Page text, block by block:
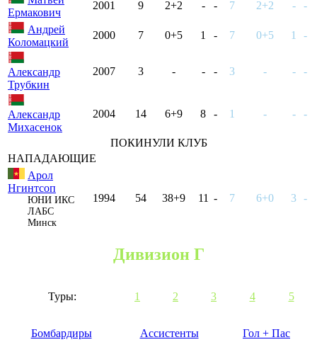
Ермакович
2001 9 2+2 - - 7 2+2 -
-
Андрей
Коломацкий
2000 7 0+5 1 - 7 0+5 1 -
Александр
Трубкин
2007 3 - - - 3 - - -
Александр
Михасенок
2004 14 6+9 8 - 1 - - -
ПОКИНУЛИ КЛУБ
НАПАДАЮЩИЕ
Арол
Нгинтсоп
ЮНИ ИКС
ЛАБС
Минск
1994 54 38+9 11 - 7 6+0 3 -
Дивизион Г
Туры: 1 2 3 4 5
Бомбардиры Ассистенты Гол + Пас